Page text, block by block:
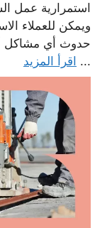
استمرارية عمل
ويمكن للعملاء
حدوث أي مشاكل
... اقرأ المزيد